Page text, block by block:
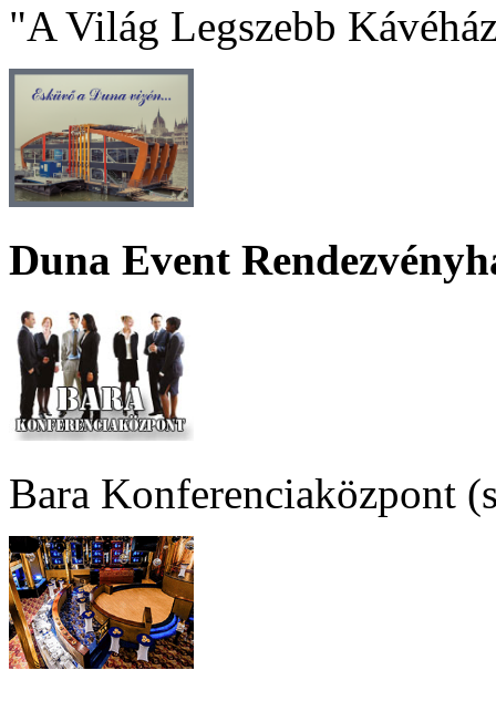
"A Világ Legszebb
Duna Event
Bara Konferenciaközpont